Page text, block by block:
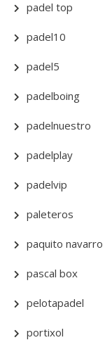
padel top
padel10
padel5
padelboing
padelnuestro
padelplay
padelvip
paleteros
paquito navarro
pascal box
pelotapadel
portixol